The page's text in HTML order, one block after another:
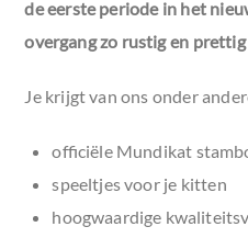
de eerste periode in het
overgang zo rustig en
Je krijgt van ons onder
officiële Mundikat
speeltjes voor je kitten
hoogwaardige